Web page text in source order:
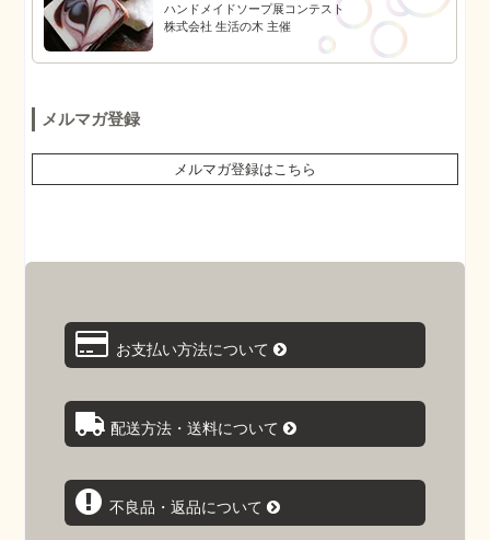
ハンドメイドソープ展コンテスト
株式会社 生活の木 主催
メルマガ登録
メルマガ登録はこちら
お支払い方法について
配送方法・送料について
不良品・返品について